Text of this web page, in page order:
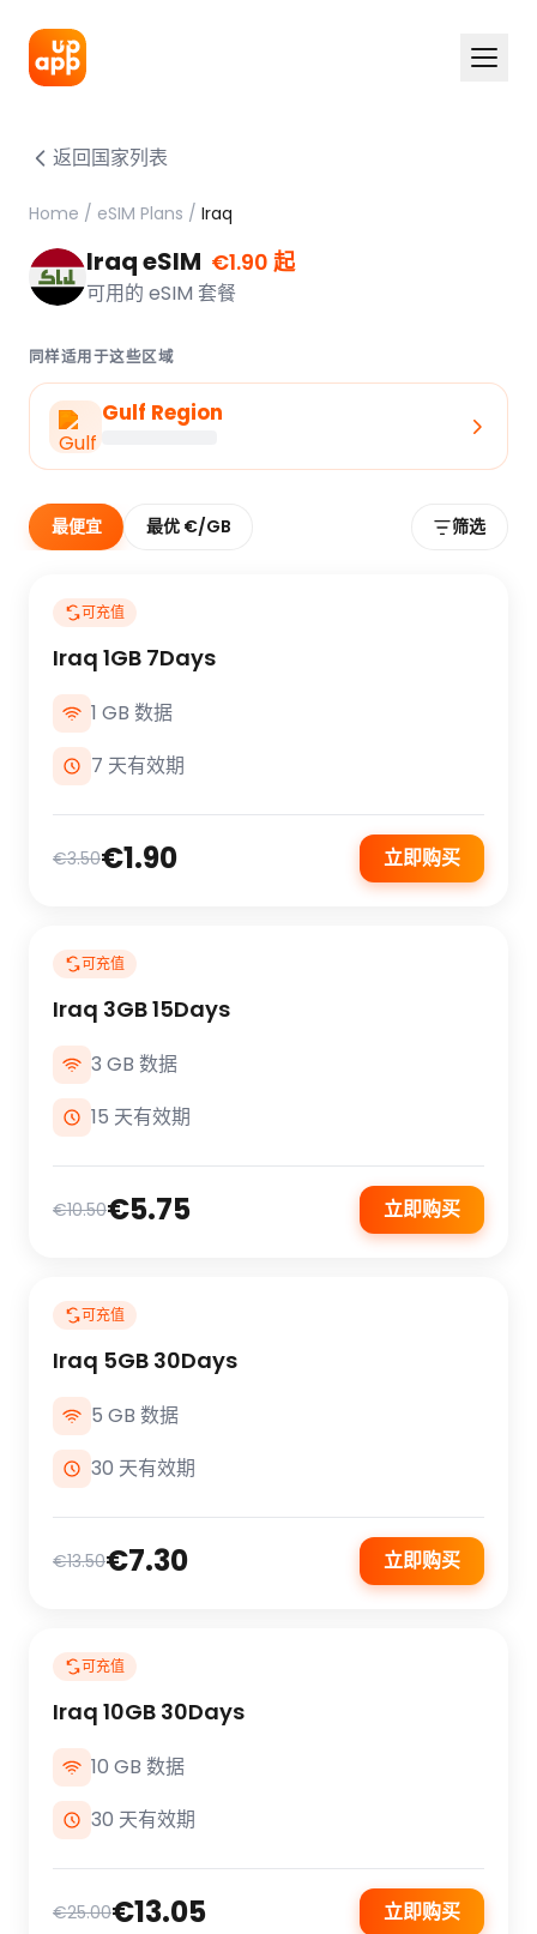
返回国家列表
Home / eSIM Plans / Iraq
Iraq eSIM €1.90 起
可用的 eSIM 套餐
同样适用于这些区域
Gulf Region
最便宜 最优 €/GB 筛选
可充值
Iraq 1GB 7Days
1 GB 数据
7 天有效期
€3.50€1.90 立即购买
可充值
Iraq 3GB 15Days
3 GB 数据
15 天有效期
€10.50€5.75 立即购买
可充值
Iraq 5GB 30Days
5 GB 数据
30 天有效期
€13.50€7.30 立即购买
可充值
Iraq 10GB 30Days
10 GB 数据
30 天有效期
€25.00€13.05 立即购买